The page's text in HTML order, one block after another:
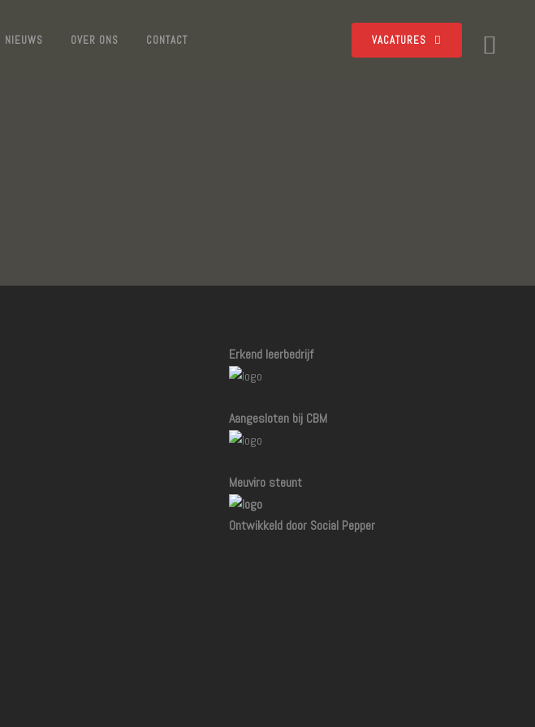
VACATURES
NIEUWS OVER ONS CONTACT
Erkend leerbedrijf
Aangesloten bij CBM
Meuviro steunt
Ontwikkeld door Social Pepper